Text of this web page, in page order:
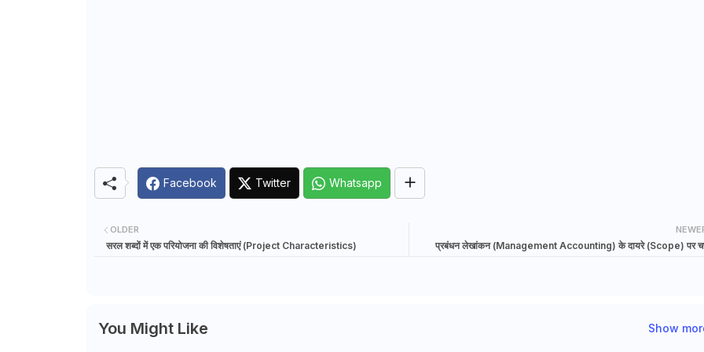
Facebook Twitter Whatsapp
प्रबंधन लेखांकन (Management Accounting) के दायरे (Scope) पर
OLDER
सरल शब्दों में एक परियोजना की विशेषताएं (Project Characteristics)
You Might Like Show